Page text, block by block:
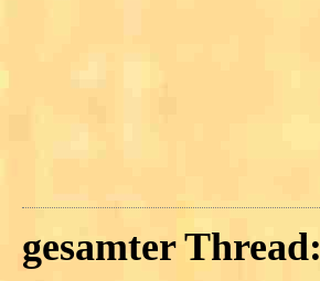
gesamter Thread: